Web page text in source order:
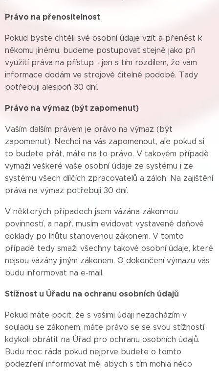
Právo na přenositelnost
Pokud byste chtěli své osobní údaje vzít a přenést k
někomu jinému, budeme postupovat stejně jako při
využití práva na přístup - jen s tím rozdílem, že vám
informace dodám ve strojově čitelné podobě. Tady
potřebuji alespoň 30 dní.
Právo na výmaz (být zapomenut)
Vaším dalším právem je právo na výmaz (být
zapomenut). Nechci na vás zapomenout, ale pokud si
to budete přát, máte na to právo. V takovém případě
vymaži veškeré vaše osobní údaje ze systému i ze
systému všech dílčích zpracovatelů a záloh. Na zajištění
práva na výmaz potřebuji 30 dní.
V některých případech jsem vázána zákonnou
povinností, a např. musím evidovat vystavené daňové
doklady po lhůtu stanovenou zákonem. V tomto
případě tedy smaži všechny takové osobní údaje, které
nejsou vázány jiným zákonem. O dokončení výmazu vás
budu informovat na e-mail.
Stížnost u Úřadu na ochranu osobních údajů
Pokud máte pocit, že s vašimi údaji nezacházím v
souladu se zákonem, máte právo se se svou stížností
kdykoli obrátit na Úřad pro ochranu osobních údajů.
Budu moc ráda pokud nejprve budete o tomto
podezření informovat mě, abych s tím mohla něco